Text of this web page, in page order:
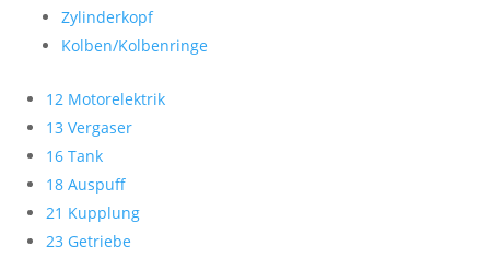
Zylinderkopf
Kolben/Kolbenringe
12 Motorelektrik
13 Vergaser
16 Tank
18 Auspuff
21 Kupplung
23 Getriebe